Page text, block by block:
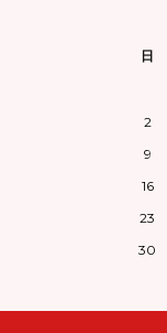
日
2
9
16
23
30